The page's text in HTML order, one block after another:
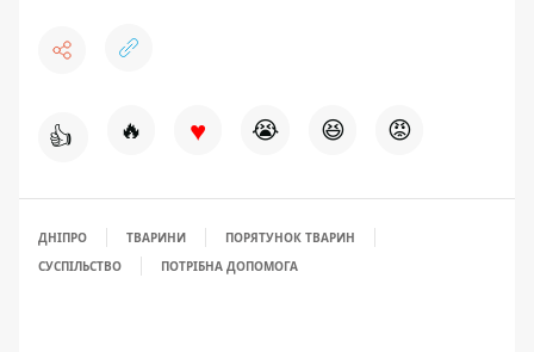
👍 🔥 ♥ 😭 😆 😡
ДНІПРО ТВАРИНИ
ПОРЯТУНОК ТВАРИН
СУСПІЛЬСТВО
ПОТРІБНА ДОПОМОГА